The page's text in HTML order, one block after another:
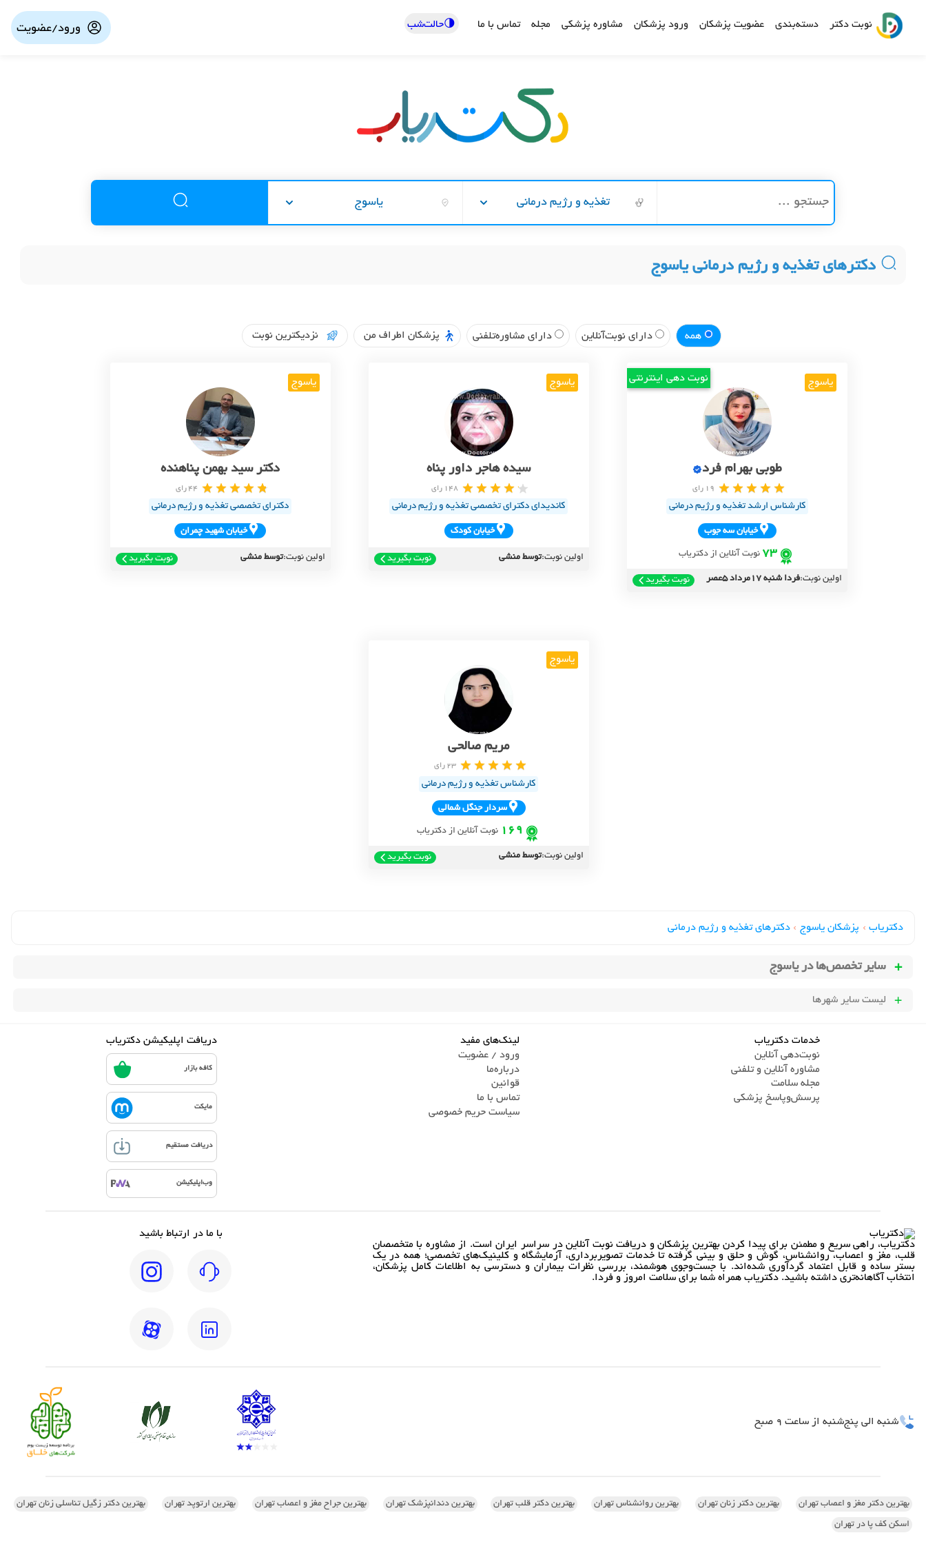
نوبت دکتر دسته‌بندی عضویت پزشکان ورود پزشکان مشاوره پزشکی مجله تماس با ما 🌗حالت‌شب ورود/عضویت
تغذیه و رژیم درمانی یاسوج
دکترهای تغذیه و رژیم درمانی یاسوج
همه دارای نوبت‌آنلاین دارای مشاوره‌تلفنی پزشکان اطراف من نزدیکترین نوبت
یاسوج نوبت دهی اینترنتی
طوبی بهرام فرد
19 رای
کارشناس ارشد تغذیه و رژیم درمانی
خيابان سه جوب
73 نوبت آنلاین از دکتریاب
اولین نوبت:فردا شنبه 17مرداد 5عصر نوبت بگیرید
یاسوج
سیده هاجر داور پناه
148 رای
کاندیدای دکترای تخصصی تغذیه و رژیم درمانی
خيابان کودک
اولین نوبت:توسط منشی نوبت بگیرید
یاسوج
دکتر سید بهمن پناهنده
44 رای
دکترای تخصصی تغذیه و رژیم درمانی
خيابان شهيد چمران
اولین نوبت:توسط منشی نوبت بگیرید
یاسوج
مریم صالحی
23 رای
کارشناس تغذیه و رژیم درمانی
سردار جنگل شمالي
169 نوبت آنلاین از دکتریاب
اولین نوبت:توسط منشی نوبت بگیرید
دکتریاب › پزشکان یاسوج › دکترهای تغذيه و رژيم درماني
سایر تخصص‌ها دریاسوج
لیست سایر شهرها
خدمات دکتریاب
نوبت‌دهی آنلاین
مشاوره آنلاین و تلفنی
مجله سلامت
پرسش‌و‌پاسخ پزشکی
لینک‌های مفید
ورود / عضویت
درباره‌ما
قوانین
تماس ‌با ما
سیاست حریم خصوصی
دریافت اپلیکیشن دکتریاب
کافه بازار
مایکت
دریافت مستقیم
وب‌اپلیکیشن
دکتریاب، راهی سریع و مطمئن برای پیدا کردن بهترین پزشکان و دریافت نوبت آنلاین در سراسر ایران است. از مشاوره با متخصصان
قلب، مغز و اعصاب، روانشناس، گوش و حلق و بینی گرفته تا خدمات تصویربرداری، آزمایشگاه و کلینیک‌های تخصصی؛ همه در یک
بستر ساده و قابل اعتماد گردآوری شده‌اند. با جست‌وجوی هوشمند، بررسی نظرات بیماران و دسترسی به اطلاعات کامل پزشکان،
انتخاب آگاهانه‌تری داشته باشید. دکتریاب همراه شما برای سلامت امروز و فردا.
با ما در ارتباط باشید
شنبه الی پنج‌شنبه از ساعت 9 صبح
بهترین دکتر مغز و اعصاب تهران بهترین دکتر زنان تهران بهترین روانشناس تهران بهترین دکتر قلب تهران بهترین دندانپزشک تهران بهترین جراح مغز و اعصاب تهران بهترین ارتوپد تهران بهترین دکتر زگیل تناسلی زنان تهران
اسکن کف پا در تهران